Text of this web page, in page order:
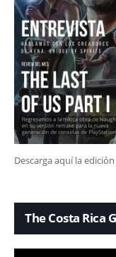
Descarga aquí la
The Costa Rica